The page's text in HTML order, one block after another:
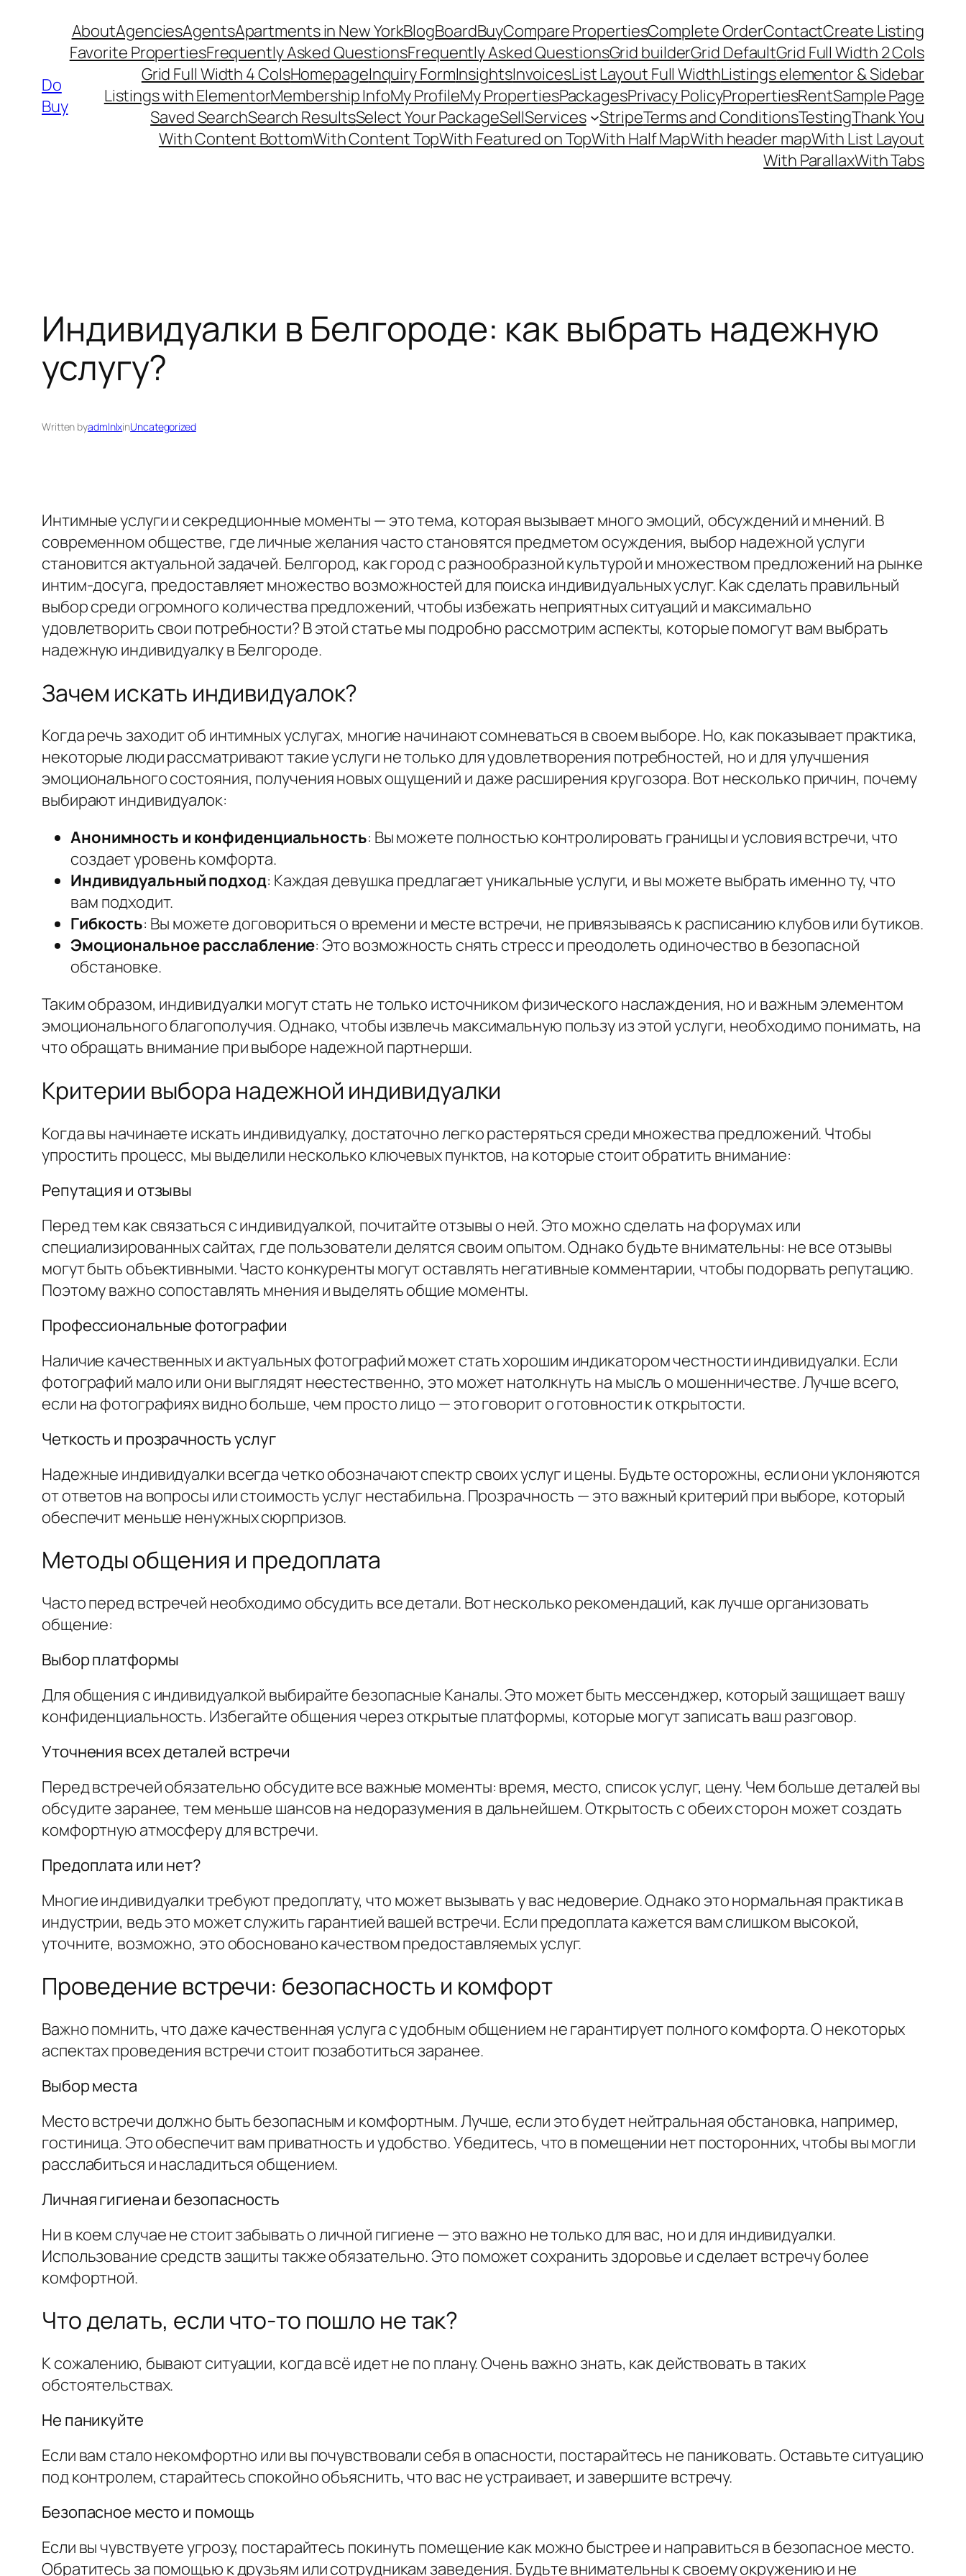
Do
Buy
AboutAgenciesAgentsApartments in New YorkBlogBoardBuyCompare PropertiesComplete OrderContactCreate Listing
Favorite PropertiesFrequently Asked QuestionsFrequently Asked QuestionsGrid builderGrid DefaultGrid Full Width 2 Cols
Grid Full Width 4 ColsHomepageInquiry FormInsightsInvoicesList Layout Full WidthListings elementor & Sidebar
Listings with ElementorMembership InfoMy ProfileMy PropertiesPackagesPrivacy PolicyPropertiesRentSample Page
Saved SearchSearch ResultsSelect Your PackageSellServices StripeTerms and ConditionsTestingThank You
With Content BottomWith Content TopWith Featured on TopWith Half MapWith header mapWith List Layout
With ParallaxWith Tabs
Индивидуалки в Белгороде: как выбрать надежную
услугу?
Written byadmlnlxinUncategorized
Интимные услуги и секредционные моменты — это тема, которая вызывает много эмоций, обсуждений и мнений. В
современном обществе, где личные желания часто становятся предметом осуждения, выбор надежной услуги
становится актуальной задачей. Белгород, как город с разнообразной культурой и множеством предложений на рынке
интим-досуга, предоставляет множество возможностей для поиска индивидуальных услуг. Как сделать правильный
выбор среди огромного количества предложений, чтобы избежать неприятных ситуаций и максимально
удовлетворить свои потребности? В этой статье мы подробно рассмотрим аспекты, которые помогут вам выбрать
надежную индивидуалку в Белгороде.
Зачем искать индивидуалок?
Когда речь заходит об интимных услугах, многие начинают сомневаться в своем выборе. Но, как показывает практика,
некоторые люди рассматривают такие услуги не только для удовлетворения потребностей, но и для улучшения
эмоционального состояния, получения новых ощущений и даже расширения кругозора. Вот несколько причин, почему
выбирают индивидуалок:
Анонимность и конфиденциальность: Вы можете полностью контролировать границы и условия встречи, что
создает уровень комфорта.
Индивидуальный подход: Каждая девушка предлагает уникальные услуги, и вы можете выбрать именно ту, что
вам подходит.
Гибкость: Вы можете договориться о времени и месте встречи, не привязываясь к расписанию клубов или бутиков.
Эмоциональное расслабление: Это возможность снять стресс и преодолеть одиночество в безопасной
обстановке.
Таким образом, индивидуалки могут стать не только источником физического наслаждения, но и важным элементом
эмоционального благополучия. Однако, чтобы извлечь максимальную пользу из этой услуги, необходимо понимать, на
что обращать внимание при выборе надежной партнерши.
Критерии выбора надежной индивидуалки
Когда вы начинаете искать индивидуалку, достаточно легко растеряться среди множества предложений. Чтобы
упростить процесс, мы выделили несколько ключевых пунктов, на которые стоит обратить внимание:
Репутация и отзывы
Перед тем как связаться с индивидуалкой, почитайте отзывы о ней. Это можно сделать на форумах или
специализированных сайтах, где пользователи делятся своим опытом. Однако будьте внимательны: не все отзывы
могут быть объективными. Часто конкуренты могут оставлять негативные комментарии, чтобы подорвать репутацию.
Поэтому важно сопоставлять мнения и выделять общие моменты.
Профессиональные фотографии
Наличие качественных и актуальных фотографий может стать хорошим индикатором честности индивидуалки. Если
фотографий мало или они выглядят неестественно, это может натолкнуть на мысль о мошенничестве. Лучше всего,
если на фотографиях видно больше, чем просто лицо — это говорит о готовности к открытости.
Четкость и прозрачность услуг
Надежные индивидуалки всегда четко обозначают спектр своих услуг и цены. Будьте осторожны, если они уклоняются
от ответов на вопросы или стоимость услуг нестабильна. Прозрачность — это важный критерий при выборе, который
обеспечит меньше ненужных сюрпризов.
Методы общения и предоплата
Часто перед встречей необходимо обсудить все детали. Вот несколько рекомендаций, как лучше организовать
общение:
Выбор платформы
Для общения с индивидуалкой выбирайте безопасные Каналы. Это может быть мессенджер, который защищает вашу
конфиденциальность. Избегайте общения через открытые платформы, которые могут записать ваш разговор.
Уточнения всех деталей встречи
Перед встречей обязательно обсудите все важные моменты: время, место, список услуг, цену. Чем больше деталей вы
обсудите заранее, тем меньше шансов на недоразумения в дальнейшем. Открытость с обеих сторон может создать
комфортную атмосферу для встречи.
Предоплата или нет?
Многие индивидуалки требуют предоплату, что может вызывать у вас недоверие. Однако это нормальная практика в
индустрии, ведь это может служить гарантией вашей встречи. Если предоплата кажется вам слишком высокой,
уточните, возможно, это обосновано качеством предоставляемых услуг.
Проведение встречи: безопасность и комфорт
Важно помнить, что даже качественная услуга с удобным общением не гарантирует полного комфорта. О некоторых
аспектах проведения встречи стоит позаботиться заранее.
Выбор места
Место встречи должно быть безопасным и комфортным. Лучше, если это будет нейтральная обстановка, например,
гостиница. Это обеспечит вам приватность и удобство. Убедитесь, что в помещении нет посторонних, чтобы вы могли
расслабиться и насладиться общением.
Личная гигиена и безопасность
Ни в коем случае не стоит забывать о личной гигиене — это важно не только для вас, но и для индивидуалки.
Использование средств защиты также обязательно. Это поможет сохранить здоровье и сделает встречу более
комфортной.
Что делать, если что-то пошло не так?
К сожалению, бывают ситуации, когда всё идет не по плану. Очень важно знать, как действовать в таких
обстоятельствах.
Не паникуйте
Если вам стало некомфортно или вы почувствовали себя в опасности, постарайтесь не паниковать. Оставьте ситуацию
под контролем, старайтесь спокойно объяснить, что вас не устраивает, и завершите встречу.
Безопасное место и помощь
Если вы чувствуете угрозу, постарайтесь покинуть помещение как можно быстрее и направиться в безопасное место.
Обратитесь за помощью к друзьям или сотрудникам заведения. Будьте внимательны к своему окружению и не